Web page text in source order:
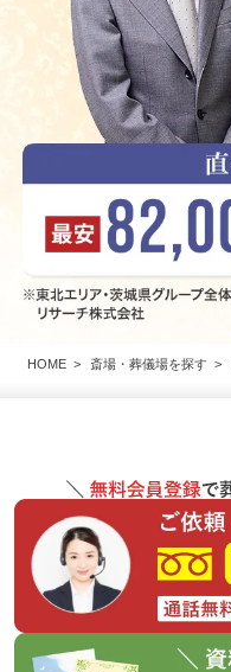
HOME 斎場・葬儀場を探す